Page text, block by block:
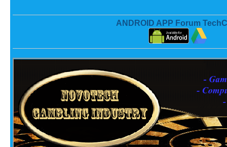
ANDROID APP Forum